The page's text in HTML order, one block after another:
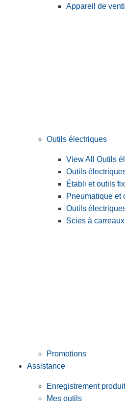
Appareil de
Outils électriques
View All Outils
Outils
Établi et outils
Pneumatique et
Outils
Scies à carreaux
Promotions
Assistance
Enregistrement produit
Mes outils